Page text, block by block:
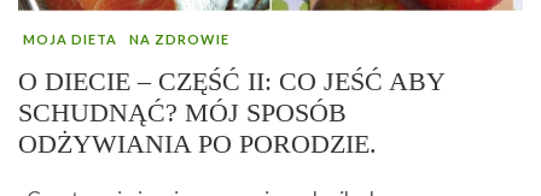
MOJA DIETA NA ZDROWIE
O DIECIE – CZĘŚĆ II: CO JEŚĆ ABY
SCHUDNĄĆ? MÓJ SPOSÓB
ODŻYWIANIA PO PORODZIE.